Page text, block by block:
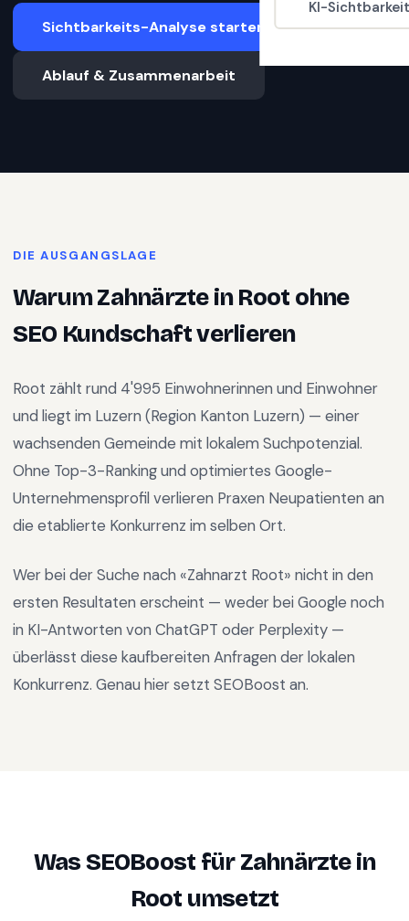
KI-
Sichtbarkeits-Analyse starten
Ablauf & Zusammenarbeit
DIE AUSGANGSLAGE
WarumZahnärzteinRoot ohne
SEO Kundschaft verlieren
Root zählt rund 4'995 Einwohnerinnen und Einwohner
und liegt im Luzern (Region Kanton Luzern) — einer
wachsenden Gemeinde mit lokalem Suchpotenzial.
Ohne Top-3-Ranking und optimiertes Google-
Unternehmensprofil verlieren Praxen Neupatienten an
die etablierte Konkurrenz im selben Ort.
Wer bei der Suche nach «Zahnarzt Root» nicht in den
ersten Resultaten erscheint — weder bei Google noch
in KI-Antworten von ChatGPT oder Perplexity —
überlässt diese kaufbereiten Anfragen der lokalen
Konkurrenz. Genau hier setzt SEOBoost an.
Was SEOBoost fürZahnärztein
Root umsetzt